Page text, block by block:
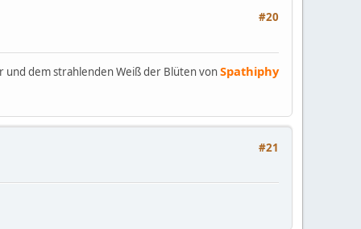
#20
und dem strahlenden Weiß der Blüten vonSpathiphy
#21